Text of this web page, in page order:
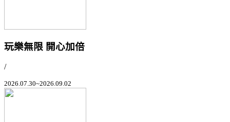
玩樂無限 開心加倍
/
2026.07.30~2026.09.02